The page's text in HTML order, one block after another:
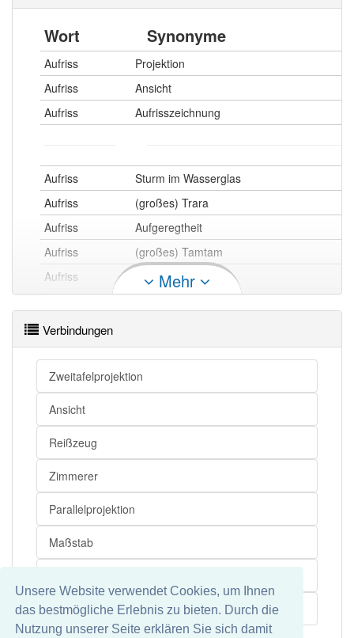
Unsere Website verwendet Cookies, um Ihnen
das bestmögliche Erlebnis zu bieten. Durch die
Nutzung unserer Seite erklären Sie sich damit
Wort Synonyme
Aufriss
Projektion
Aufriss
Ansicht
Aufriss
Aufrisszeichnung
Aufriss
Sturm im Wasserglas
Aufriss
(großes) Trara
Aufriss
Aufgeregtheit
Aufriss
(großes) Tamtam
Aufriss
Federlesen
Aufriss
Aufriss
Gesums
Aufriss
Getue
Aufriss
Hysterie
Aufriss
Aufriss
Aufriss
Rummel
Aufriss
Aufruhr
Aufriss
Aufriss
Furore (machen)
Aufhebens
Mehr
Verbindungen
Zweitafelprojektion
Ansicht
Reißzeug
Zimmerer
Parallelprojektion
Maßstab
Grundriss